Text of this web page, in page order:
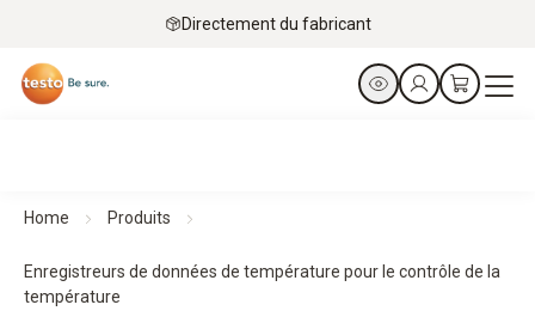
Directement du fabricant
Home Produits
Enregistreurs de données de température pour le contrôle de la
température